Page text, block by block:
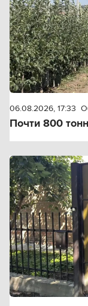
06.08.2026, 17:33
Почти 800